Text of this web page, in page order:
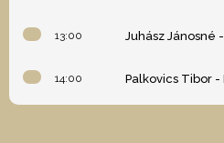
13:00 Juhász Jánosné
14:00 Palkovics Tibor -